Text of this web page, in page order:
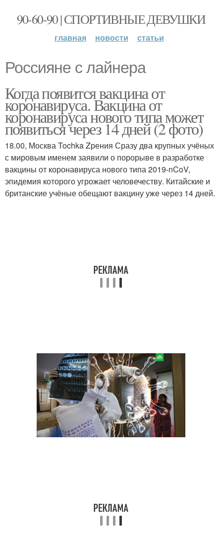
90-60-90 | СПОРТИВНЫЕ ДЕВУШКИ
главная новости статьи
Россияне с лайнера
Когда появится вакцина от
коронавируса. Вакцина от
коронавируса нового типа может
появиться через 14 дней (2 фото)
18.00, Москва Tochka Zрения Сразу два крупных учёных
с мировым именем заявили о порорыве в разработке
вакцины от коронавируса нового типа 2019-nCoV,
эпидемия которого угрожает человечеству. Китайские и
британские учёные обещают вакцину уже через 14 дней.